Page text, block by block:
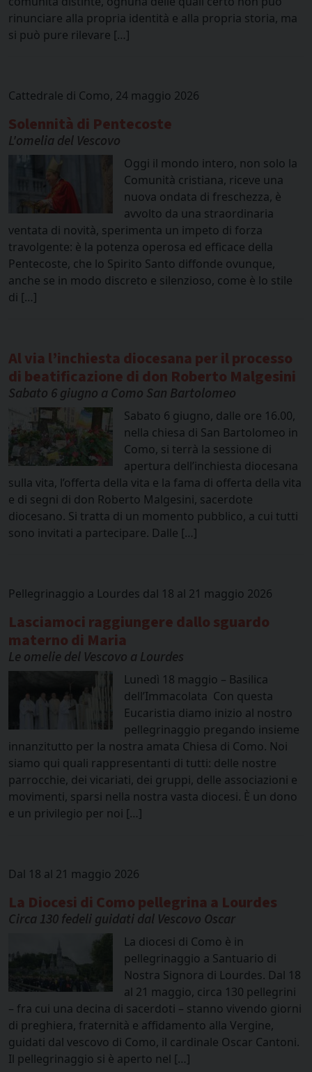
rinunciare alla propria identità e alla propria storia, ma
si può pure rilevare […]
Cattedrale di Como, 24 maggio 2026
Solennità di Pentecoste
L'omelia del Vescovo
Oggi il mondo intero, non solo la
Comunità cristiana, riceve una
nuova ondata di freschezza, è
avvolto da una straordinaria
ventata di novità, sperimenta un impeto di forza
travolgente: è la potenza operosa ed efficace della
Pentecoste, che lo Spirito Santo diffonde ovunque,
anche se in modo discreto e silenzioso, come è lo stile
di […]
Al via l’inchiesta diocesana per il processo
di beatificazione di don Roberto Malgesini
Sabato 6 giugno a Como San Bartolomeo
Sabato 6 giugno, dalle ore 16.00,
nella chiesa di San Bartolomeo in
Como, si terrà la sessione di
apertura dell’inchiesta diocesana
sulla vita, l’offerta della vita e la fama di offerta della vita
e di segni di don Roberto Malgesini, sacerdote
diocesano. Si tratta di un momento pubblico, a cui tutti
sono invitati a partecipare. Dalle […]
Pellegrinaggio a Lourdes dal 18 al 21 maggio 2026
Lasciamoci raggiungere dallo sguardo
materno di Maria
Le omelie del Vescovo a Lourdes
Lunedì 18 maggio – Basilica
dell’Immacolata Con questa
Eucaristia diamo inizio al nostro
pellegrinaggio pregando insieme
innanzitutto per la nostra amata Chiesa di Como. Noi
siamo qui quali rappresentanti di tutti: delle nostre
parrocchie, dei vicariati, dei gruppi, delle associazioni e
movimenti, sparsi nella nostra vasta diocesi. È un dono
e un privilegio per noi […]
Dal 18 al 21 maggio 2026
La Diocesi di Como pellegrina a Lourdes
Circa 130 fedeli guidati dal Vescovo Oscar
La diocesi di Como è in
pellegrinaggio a Santuario di
Nostra Signora di Lourdes. Dal 18
al 21 maggio, circa 130 pellegrini
– fra cui una decina di sacerdoti – stanno vivendo giorni
di preghiera, fraternità e affidamento alla Vergine,
guidati dal vescovo di Como, il cardinale Oscar Cantoni.
Il pellegrinaggio si è aperto nel […]